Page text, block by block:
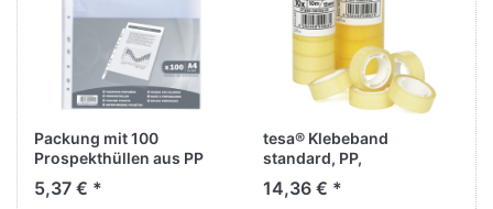
Packung mit 100
Prospekthüllen aus PP
40µ, gekörnt - DIN A4.
5,37 € *
tesa® Klebeband
standard, PP,
selbstklebend, 19 mm x
66 m, transparent (8
14,36 € *